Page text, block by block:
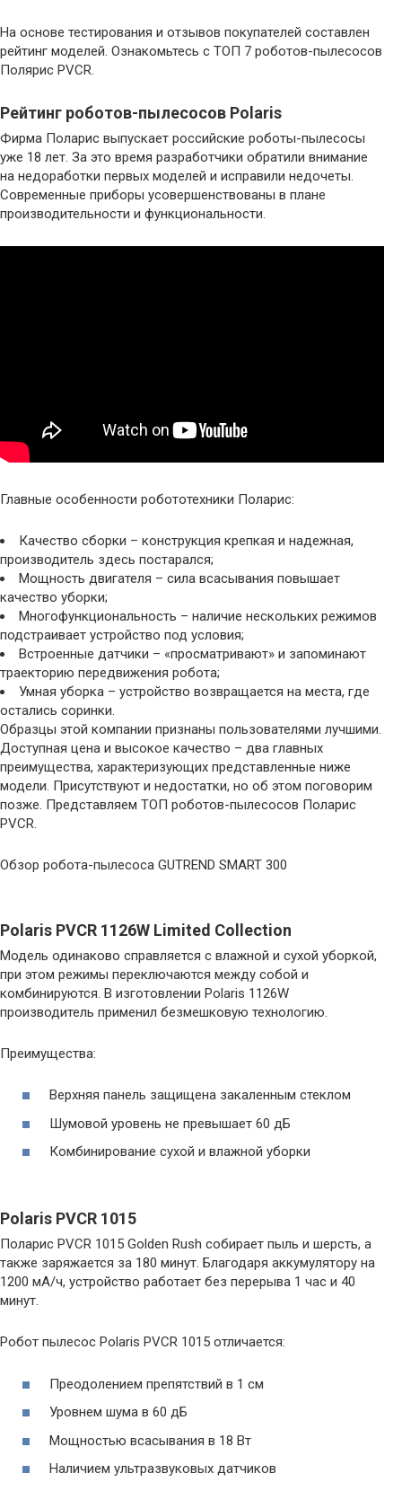
На основе тестирования и отзывов покупателей составлен
рейтинг моделей. Ознакомьтесь с ТОП 7 роботов-пылесосов
Полярис PVCR.
Рейтинг роботов-пылесосов Polaris
Фирма Поларис выпускает российские роботы-пылесосы
уже 18 лет. За это время разработчики обратили внимание
на недоработки первых моделей и исправили недочеты.
Современные приборы усовершенствованы в плане
производительности и функциональности.
Главные особенности робототехники Поларис:
Качество сборки – конструкция крепкая и надежная,
производитель здесь постарался;
Мощность двигателя – сила всасывания повышает
качество уборки;
Многофункциональность – наличие нескольких режимов
подстраивает устройство под условия;
Встроенные датчики – «просматривают» и запоминают
траекторию передвижения робота;
Умная уборка – устройство возвращается на места, где
остались соринки.
Образцы этой компании признаны пользователями лучшими.
Доступная цена и высокое качество – два главных
преимущества, характеризующих представленные ниже
модели. Присутствуют и недостатки, но об этом поговорим
позже. Представляем ТОП роботов-пылесосов Поларис
PVCR.
Обзор робота-пылесоса GUTREND SMART 300
Polaris PVCR 1126W Limited Collection
Модель одинаково справляется с влажной и сухой уборкой,
при этом режимы переключаются между собой и
комбинируются. В изготовлении Polaris 1126W
производитель применил безмешковую технологию.
Преимущества:
Верхняя панель защищена закаленным стеклом
Шумовой уровень не превышает 60 дБ
Комбинирование сухой и влажной уборки
Polaris PVCR 1015
Поларис PVCR 1015 Golden Rush собирает пыль и шерсть, а
также заряжается за 180 минут. Благодаря аккумулятору на
1200 мА/ч, устройство работает без перерыва 1 час и 40
минут.
Робот пылесос Polaris PVCR 1015 отличается:
Преодолением препятствий в 1 см
Уровнем шума в 60 дБ
Мощностью всасывания в 18 Вт
Наличием ультразвуковых датчиков